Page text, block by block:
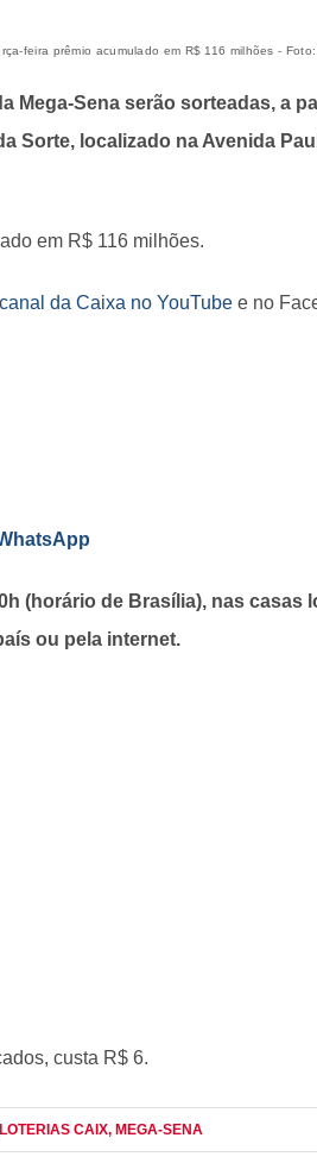
feira prêmio acumulado em R$ 116 milhões -
Mega-Sena serão sorteadas, a
Sorte, localizado na Avenida
em R$ 116 milhões.
canal da Caixa no YouTube e no
(horário de Brasília), nas casas
ou pela internet.
custa R$ 6.
CAIX, MEGA-SENA